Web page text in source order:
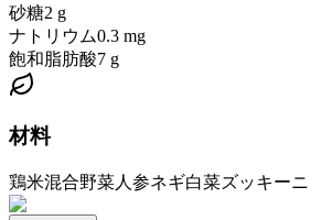
砂糖2 g
ナトリウム0.3 mg
飽和脂肪酸7 g
材料
鶏米混合野菜人参ネギ白菜ズッキーニ